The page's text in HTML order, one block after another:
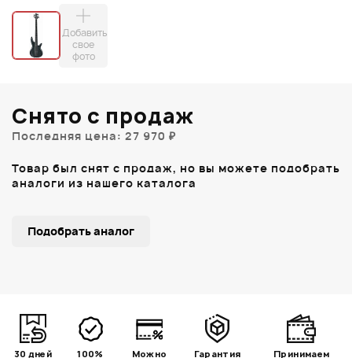
Добавить
свое
фото
Снято с продаж
Последняя цена: 27 970 ₽
Товар был снят с продаж, но вы можете подобрать
аналоги из нашего каталога
Подобрать аналог
30 дней
100%
Можно
Гарантия
Принимаем